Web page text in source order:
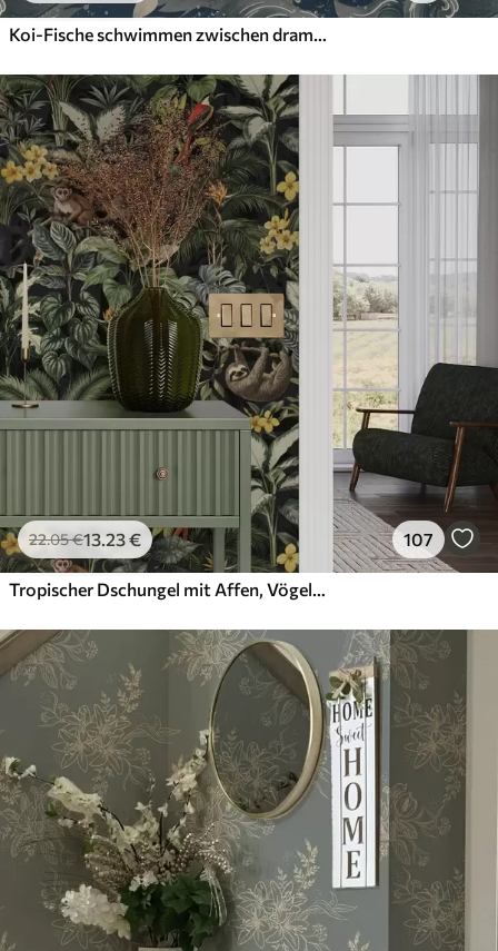
Koi-Fische schwimmen zwischen dramatischen Meereswellen
22.05€13.23€ 107
Tropischer Dschungel mit Affen, Vögeln und dichtem Blattwerk